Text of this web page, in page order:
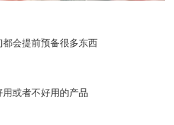
会提前预备很多东西
或者不好用的产品